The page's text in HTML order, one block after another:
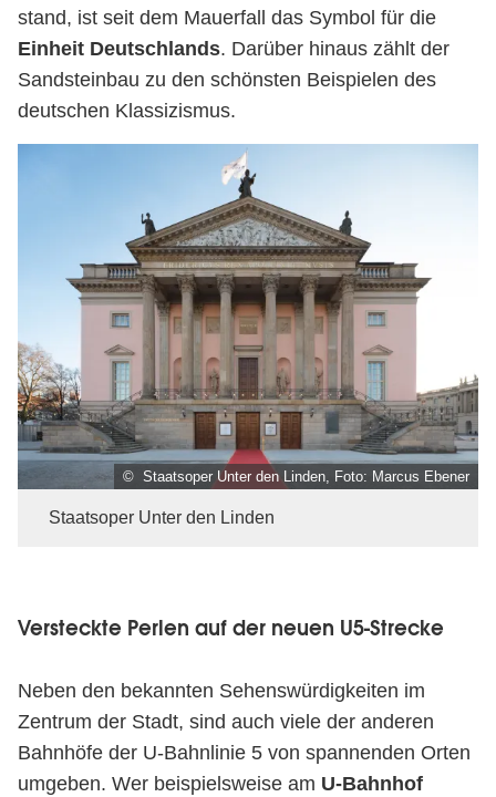
© Staatsoper Unter den Linden, Foto: Marcus Ebener
Staatsoper Unter den Linden
stand, ist seit dem Mauerfall das Symbol für die
Einheit Deutschlands. Darüber hinaus zählt der
Sandsteinbau zu den schönsten Beispielen des
deutschen Klassizismus.
Versteckte Perlen auf der neuen U5-Strecke
Neben den bekannten Sehenswürdigkeiten im
Zentrum der Stadt, sind auch viele der anderen
Bahnhöfe der U-Bahnlinie 5 von spannenden Orten
umgeben. Wer beispielsweise am U-Bahnhof